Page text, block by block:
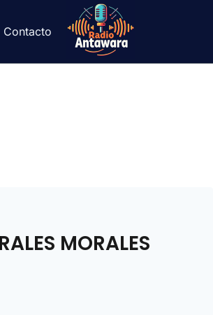
Contacto
MORALES